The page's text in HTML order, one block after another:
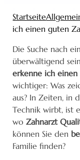
Startseite
ich einen guten
Die Suche nach
überwältigend
erkenne ich
wichtiger: Was
aus? In Zeiten, in
Technik wirbt, ist
woZahnarzt
können Sie den
Familie finden?